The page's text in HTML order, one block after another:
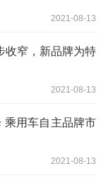
2021-08-13
收窄，新品牌为特
2021-08-13
乘用车自主品牌市
2021-08-13